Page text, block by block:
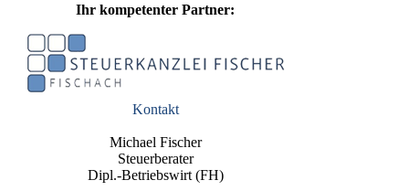
Ihr kompetenter Partner:
Kontakt
Michael Fischer
Steuerberater
Dipl.-Betriebswirt (FH)